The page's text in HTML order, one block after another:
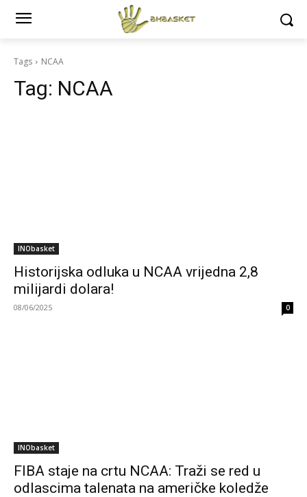
Tags NCAA
Tag: NCAA
INObasket
Historijska odluka u NCAA vrijedna 2,8
milijardi dolara!
08/06/2025 0
INObasket
FIBA staje na crtu NCAA: Traži se red u
odlascima talenata na američke koledže